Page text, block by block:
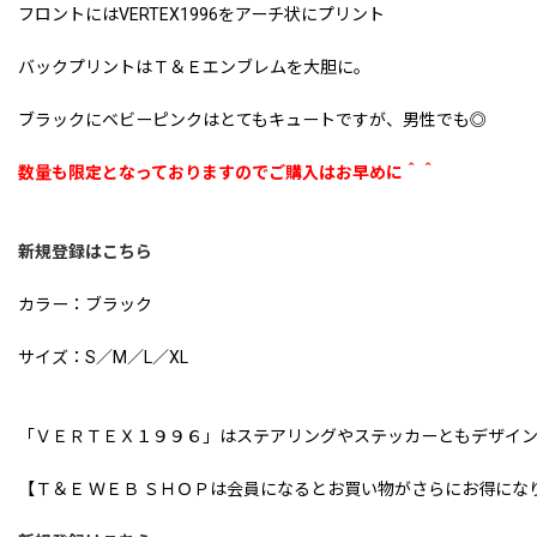
フロントにはVERTEX1996をアーチ状にプリント
バックプリントはＴ＆Ｅエンブレムを大胆に。
ブラックにベビーピンクはとてもキュートですが、男性でも◎
数量も限定となっておりますのでご購入はお早めに＾＾
新規登録はこちら
カラー：ブラック
サイズ：S／M／L／XL
「ＶＥＲＴＥＸ１９９６」はステアリングやステッカーともデザイ
【Ｔ＆Ｅ ＷＥＢ ＳＨＯＰは会員になるとお買い物がさらにお得にな